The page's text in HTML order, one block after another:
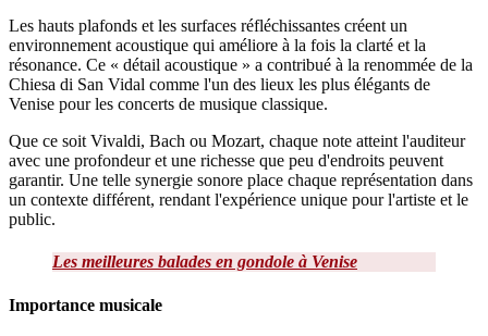
Les hauts plafonds et les surfaces réfléchissantes créent un
environnement acoustique qui améliore à la fois la clarté et la
résonance. Ce « détail acoustique » a contribué à la renommée de la
Chiesa di San Vidal comme l'un des lieux les plus élégants de
Venise pour les concerts de musique classique.
Que ce soit Vivaldi, Bach ou Mozart, chaque note atteint l'auditeur
avec une profondeur et une richesse que peu d'endroits peuvent
garantir. Une telle synergie sonore place chaque représentation dans
un contexte différent, rendant l'expérience unique pour l'artiste et le
public.
Les meilleures balades en gondole à Venise
Importance musicale